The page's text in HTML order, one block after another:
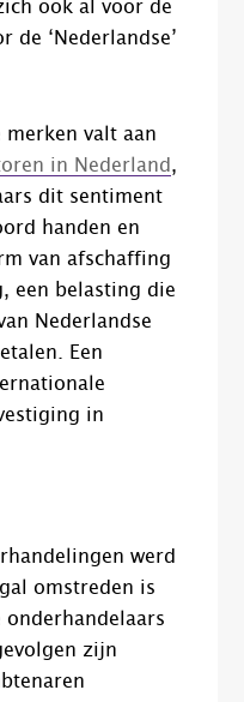
ook al voor de
de ‘Nederlandse’
merken valt aan
in Nederland ,
dit sentiment
handen en
van afschaffing
een belasting die
Nederlandse
Een
in
werd
omstreden is
zijn